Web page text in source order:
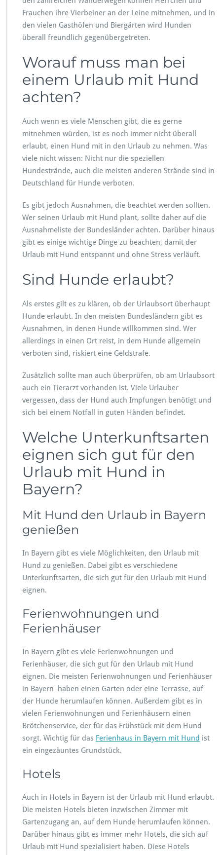
p
e
U
u
b
i
H
i
n
B
e
Frauchen ihre Vierbeiner an der Leine mitnehmen, und in
den vielen Gasthöfen und Biergärten wird Hunden
überall freundlich gegenübergetreten.
Worauf muss man bei
einem Urlaub mit Hund
achten?
Auch wenn es viele Menschen gibt, die es gerne
mitnehmen würden, ist es noch immer nicht überall
erlaubt, einen Hund mit in den Urlaub zu nehmen. Was
viele nicht wissen: Nicht nur die speziellen
Hundestrände, auch die meisten anderen Strände sind in
Deutschland für Hunde verboten.
Es gibt jedoch Ausnahmen, die beachtet werden sollten.
Wer seinen Urlaub mit Hund plant, sollte daher auf die
Ausnahmeliste der Bundesländer achten. Darüber hinaus
gibt es einige wichtige Dinge zu beachten, damit der
Urlaub mit Hund entspannt und ohne Stress verläuft.
Sind Hunde erlaubt?
Als erstes gilt es zu klären, ob der Urlaubsort überhaupt
Hunde erlaubt. In den meisten Bundesländern gibt es
Ausnahmen, in denen Hunde willkommen sind. Wer
allerdings in einen Ort reist, in dem Hunde allgemein
verboten sind, riskiert eine Geldstrafe.
Zusätzlich sollte man auch überprüfen, ob am Urlaubsort
auch ein Tierarzt vorhanden ist. Viele Urlauber
vergessen, dass der Hund auch Impfungen benötigt und
sich bei einem Notfall in guten Händen befindet.
Welche Unterkunftsarten
eignen sich gut für den
Urlaub mit Hund in
Bayern?
Mit Hund den Urlaub in Bayern
genießen
In Bayern gibt es viele Möglichkeiten, den Urlaub mit
Hund zu genießen. Dabei gibt es verschiedene
Unterkunftsarten, die sich gut für den Urlaub mit Hund
eignen.
Ferienwohnungen und
Ferienhäuser
In Bayern gibt es viele Ferienwohnungen und
Ferienhäuser, die sich gut für den Urlaub mit Hund
eignen. Die meisten Ferienwohnungen und Ferienhäuser
in Bayern haben einen Garten oder eine Terrasse, auf
der Hunde herumlaufen können. Außerdem gibt es in
vielen Ferienwohnungen und Ferienhäusern einen
Brötchenservice, der für das Frühstück mit dem Hund
sorgt. Wichtig für das Ferienhaus in Bayern mit Hund ist
ein eingezäuntes Grundstück.
Hotels
Auch in Hotels in Bayern ist der Urlaub mit Hund erlaubt.
Die meisten Hotels bieten inzwischen Zimmer mit
Gartenzugang an, auf dem Hunde herumlaufen können.
Darüber hinaus gibt es immer mehr Hotels, die sich auf
Urlaub mit Hund spezialisiert haben. Diese Hotels